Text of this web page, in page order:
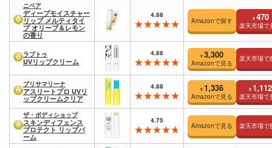
ニベア
ディープモイスチャー
リップ メルティタイ
プ オリーブ＆レモン
の香り
4.88
Amazonで探す ¥ 470
楽天市場で
ラブトゥ
UVリップクリーム
4.88 ¥ 3,300
Amazonで見る
楽天市場で
ブリサマリーナ
アスリートプロ UVリ
ップクリームクリア
4.88 ¥ 1,336
Amazonで見る
¥ 1,112
楽天市場で
ザ・ボディショップ
スキンディフェンス
プロテクト リップバ
ーム
4.75
Amazonで見る 楽天市場で